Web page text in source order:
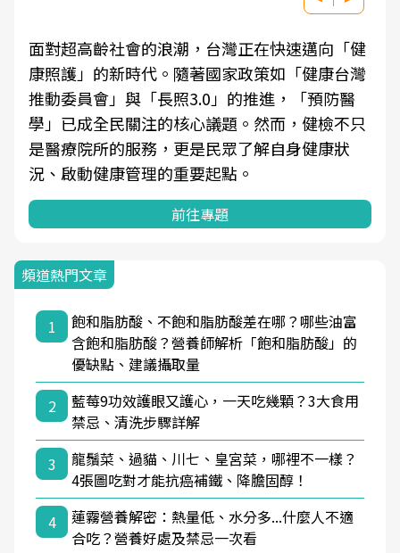
面對超高齡社會的浪潮，台灣正在快速邁向「健
康照護」的新時代。隨著國家政策如「健康台灣
推動委員會」與「長照3.0」的推進，「預防醫
學」已成全民關注的核心議題。然而，健檢不只
是醫療院所的服務，更是民眾了解自身健康狀
況、啟動健康管理的重要起點。
前往專題
頻道熱門文章
1
飽和脂肪酸、不飽和脂肪酸差在哪？哪些油富
含飽和脂肪酸？營養師解析「飽和脂肪酸」的
優缺點、建議攝取量
2
藍莓9功效護眼又護心，一天吃幾顆？3大食用
禁忌、清洗步驟詳解
3
龍鬚菜、過貓、川七、皇宮菜，哪裡不一樣？
4張圖吃對才能抗癌補鐵、降膽固醇！
4
蓮霧營養解密：熱量低、水分多...什麼人不適
合吃？營養好處及禁忌一次看